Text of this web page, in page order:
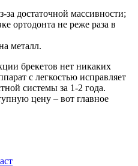
за достаточной массивности;
ортодонта не реже раза в
металл.
брекетов нет никаких
с легкостью исправляет
системы за 1-2 года.
цену – вот главное